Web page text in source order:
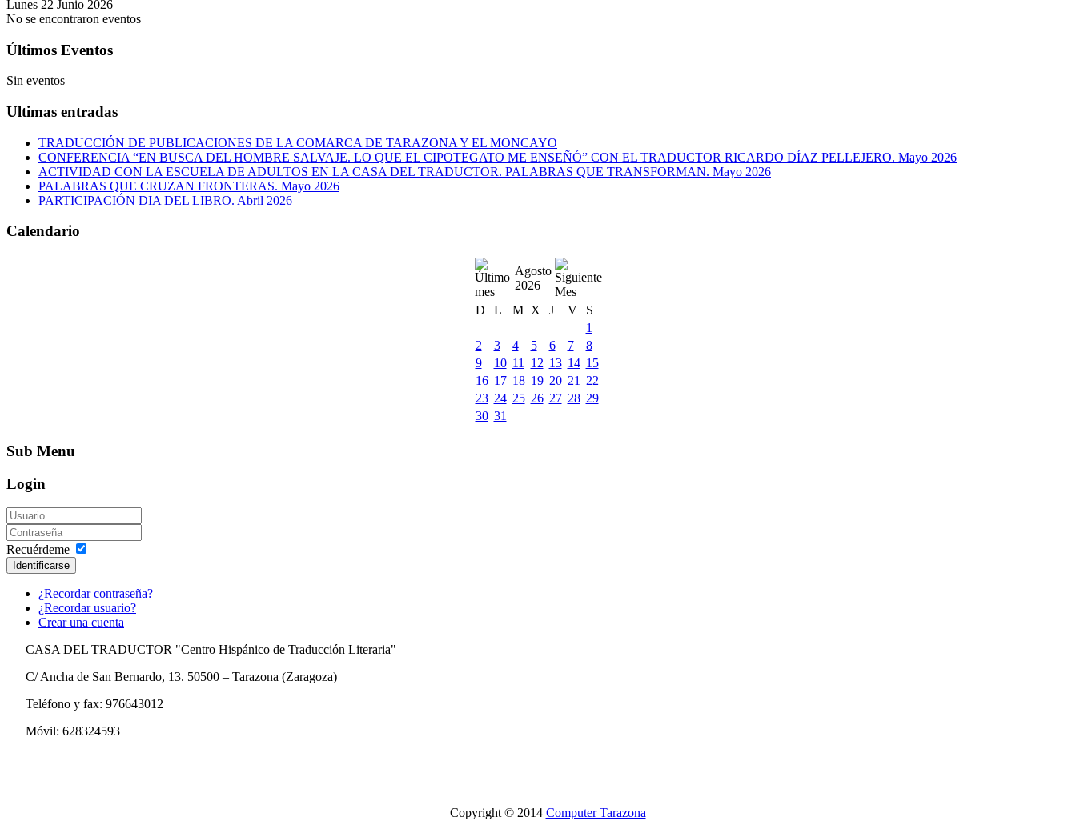
Lunes 22 Junio 2026
No se encontraron eventos
Últimos Eventos
Sin eventos
Ultimas entradas
TRADUCCIÓN DE PUBLICACIONES DE LA COMARCA DE TARAZONA Y EL MONCAYO
CONFERENCIA “EN BUSCA DEL HOMBRE SALVAJE. LO QUE EL CIPOTEGATO ME ENSEÑÓ” CON EL TRADUCTOR RICARDO DÍAZ PELLEJERO. Mayo 2026
ACTIVIDAD CON LA ESCUELA DE ADULTOS EN LA CASA DEL TRADUCTOR. PALABRAS QUE TRANSFORMAN. Mayo 2026
PALABRAS QUE CRUZAN FRONTERAS. Mayo 2026
PARTICIPACIÓN DIA DEL LIBRO. Abril 2026
Calendario
Agosto
2026
D
L M X J V
S
1
2
3 4 5 6 7
8
9
10 11 12 13 14 15
16 17 18 19 20 21
22
23 24 25 26 27 28 29
30 31
Sub Menu
Login
Recuérdeme
Identificarse
¿Recordar contraseña?
¿Recordar usuario?
Crear una cuenta
CASA DEL TRADUCTOR "Centro Hispánico de Traducción Literaria"
C/ Ancha de San Bernardo, 13. 50500 – Tarazona (Zaragoza)
Teléfono y fax: 976643012
Móvil: 628324593
Copyright © 2014 Computer Tarazona